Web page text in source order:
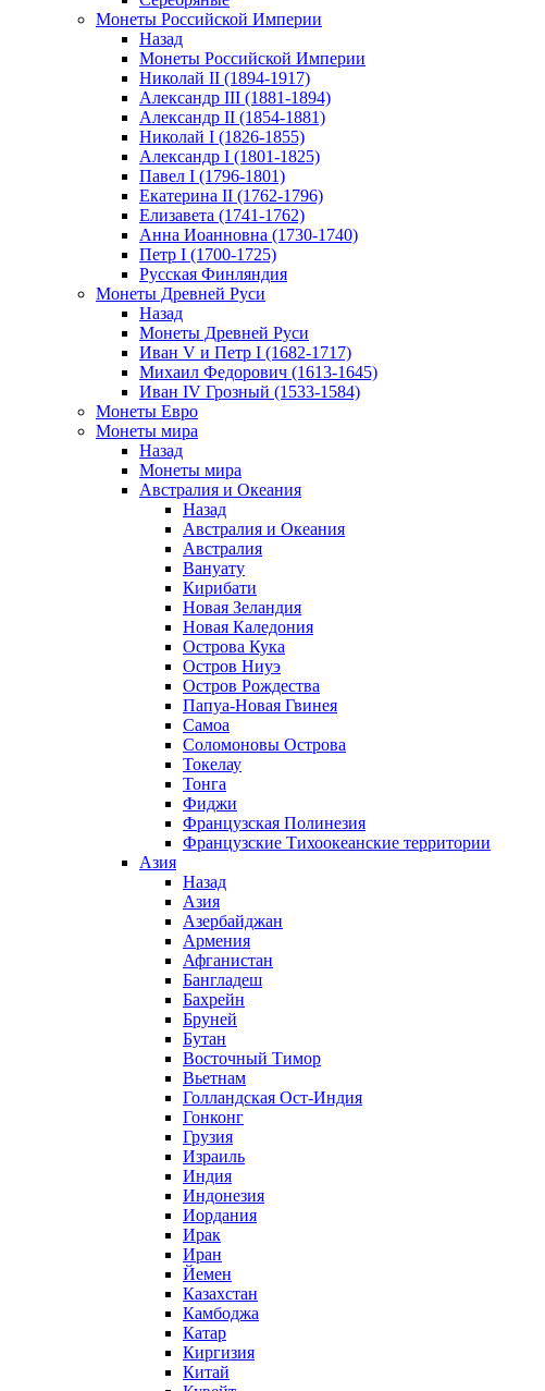
Монеты Российской Империи
Назад
Монеты Российской Империи
Николай II (1894-1917)
Александр III (1881-1894)
Александр II (1854-1881)
Николай I (1826-1855)
Александр I (1801-1825)
Павел I (1796-1801)
Екатерина II (1762-1796)
Елизавета (1741-1762)
Анна Иоанновна (1730-1740)
Петр I (1700-1725)
Русская Финляндия
Монеты Древней Руси
Назад
Монеты Древней Руси
Иван V и Петр I (1682-1717)
Михаил Федорович (1613-1645)
Иван IV Грозный (1533-1584)
Монеты Евро
Монеты мира
Назад
Монеты мира
Австралия и Океания
Назад
Австралия и Океания
Австралия
Вануату
Кирибати
Новая Зеландия
Новая Каледония
Острова Кука
Остров Ниуэ
Остров Рождества
Папуа-Новая Гвинея
Самоа
Соломоновы Острова
Токелау
Тонга
Фиджи
Французская Полинезия
Французские Тихоокеанские территории
Азия
Назад
Азия
Азербайджан
Армения
Афганистан
Бангладеш
Бахрейн
Бруней
Бутан
Восточный Тимор
Вьетнам
Голландская Ост-Индия
Гонконг
Грузия
Израиль
Индия
Индонезия
Иордания
Ирак
Иран
Йемен
Казахстан
Камбоджа
Катар
Киргизия
Китай